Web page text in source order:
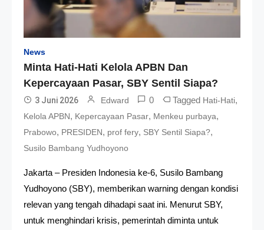
News
Minta Hati-Hati Kelola APBN Dan
Kepercayaan Pasar, SBY Sentil Siapa?
3 Juni 2026 Edward 0 Tagged Hati-Hati,
Kelola APBN, Kepercayaan Pasar, Menkeu purbaya,
Prabowo, PRESIDEN, prof fery, SBY Sentil Siapa?,
Susilo Bambang Yudhoyono
Jakarta – Presiden Indonesia ke-6, Susilo Bambang
Yudhoyono (SBY), memberikan warning dengan kondisi
relevan yang tengah dihadapi saat ini. Menurut SBY,
untuk menghindari krisis, pemerintah diminta untuk